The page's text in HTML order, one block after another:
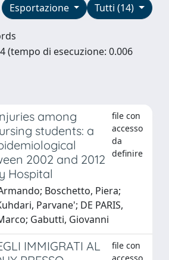
Tutti (14)
Esportazione
(tempo di esecuzione: 0.006
among
students: a
2002 and 2012
Hospital
file con
accesso
da
definire
Boschetto, Piera;
Parvane'; DE PARIS,
Gabutti, Giovanni
IMMIGRATI AL
file con